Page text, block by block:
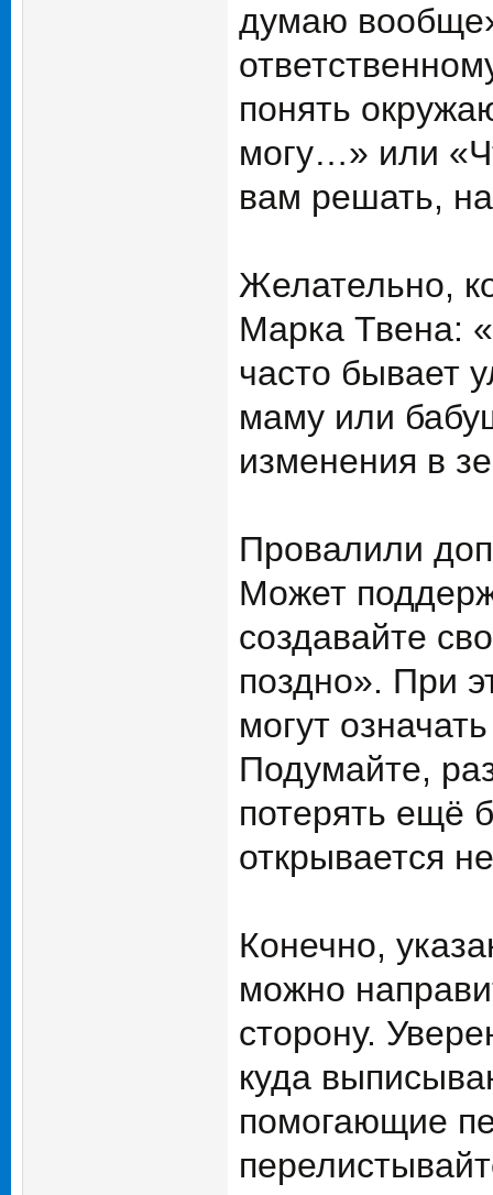
думаю
понять
могу…» или
вам решать,
Желательно,
Марка Твена:
часто бывает
маму или
изменения в
Провалили
Может
создавайте
поздно». При
могут
Подумайте,
потерять ещё
открывается
Конечно,
можно
сторону.
куда
помогающие